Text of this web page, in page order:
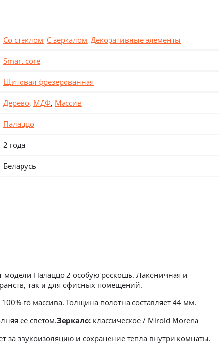
Со стеклом, С зеркалом, Декоративные элементы
Smart core
Щитовая фрезерованная
Дерево, МДФ, Массив
Палаццо
2 года
Беларусь
модели Палаццо 2 особую роскошь. Лаконичная и
так и для офисных помещений.
го массива. Толщина полотна составляет 44 мм.
ее светом.Зеркало: классическое / Mirold Morena
за звукоизоляцию и сохранение тепла внутри комнаты.